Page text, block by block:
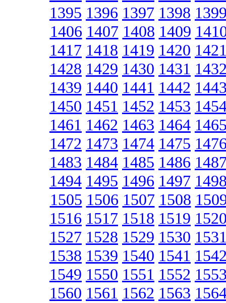
1395 1396 1397 1398
1406 1407 1408 1409
1417 1418 1419 1420
1428 1429 1430 1431
1439 1440 1441 1442
1450 1451 1452 1453
1461 1462 1463 1464
1472 1473 1474 1475
1483 1484 1485 1486
1494 1495 1496 1497
1505 1506 1507 1508
1516 1517 1518 1519
1527 1528 1529 1530
1538 1539 1540 1541
1549 1550 1551 1552
1560 1561 1562 1563